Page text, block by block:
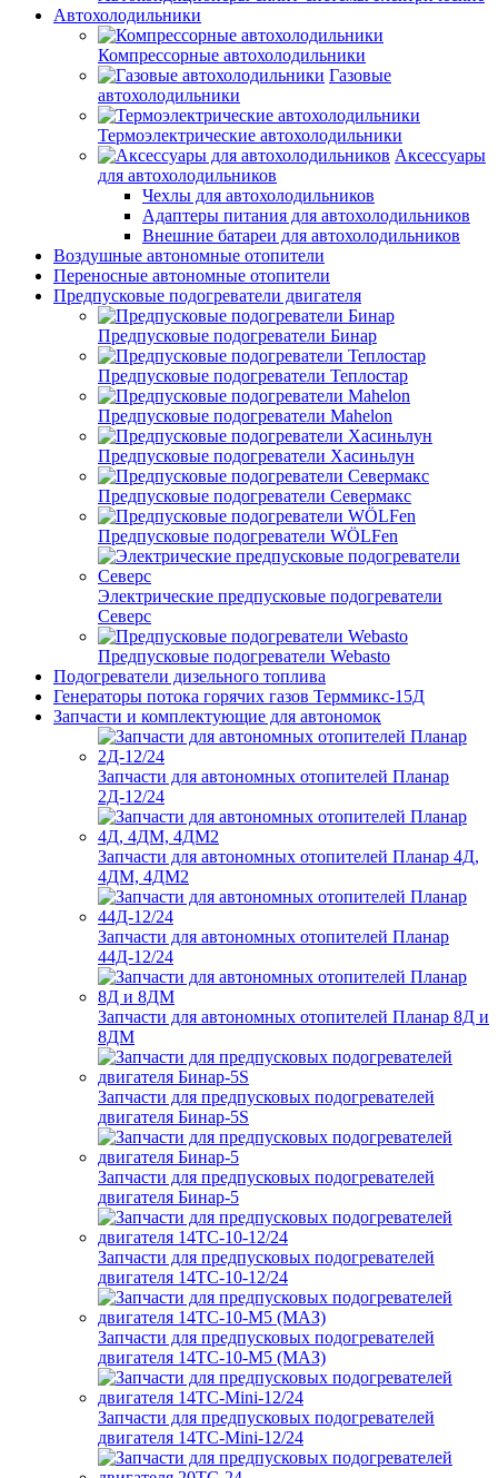
Автохолодильники
Компрессорные автохолодильники
Газовые
автохолодильники
Термоэлектрические автохолодильники
Аксессуары
для автохолодильников
Чехлы для автохолодильников
Адаптеры питания для автохолодильников
Внешние батареи для автохолодильников
Воздушные автономные отопители
Переносные автономные отопители
Предпусковые подогреватели двигателя
Предпусковые подогреватели Бинар
Предпусковые подогреватели Теплостар
Предпусковые подогреватели Mahelon
Предпусковые подогреватели Хасиньлун
Предпусковые подогреватели Севермакс
Предпусковые подогреватели WÖLFen
Электрические предпусковые подогреватели
Северс
Предпусковые подогреватели Webasto
Подогреватели дизельного топлива
Генераторы потока горячих газов Терммикс-15Д
Запчасти и комплектующие для автономок
Запчасти для автономных отопителей Планар
2Д-12/24
Запчасти для автономных отопителей Планар 4Д,
4ДМ, 4ДМ2
Запчасти для автономных отопителей Планар
44Д-12/24
Запчасти для автономных отопителей Планар 8Д и
8ДМ
Запчасти для предпусковых подогревателей
двигателя Бинар-5S
Запчасти для предпусковых подогревателей
двигателя Бинар-5
Запчасти для предпусковых подогревателей
двигателя 14ТС-10-12/24
Запчасти для предпусковых подогревателей
двигателя 14ТС-10-М5 (МАЗ)
Запчасти для предпусковых подогревателей
двигателя 14ТС-Mini-12/24